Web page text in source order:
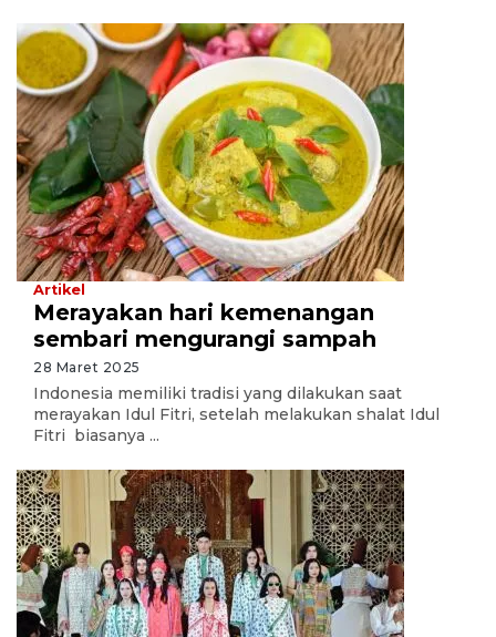
Artikel
Merayakan hari kemenangan
sembari mengurangi sampah
28 Maret 2025
Indonesia memiliki tradisi yang dilakukan saat
merayakan Idul Fitri, setelah melakukan shalat Idul
Fitri biasanya ...